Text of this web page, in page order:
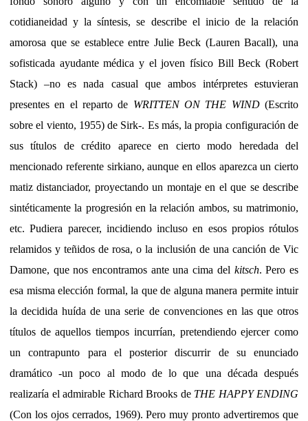
cotidianeidad y la síntesis, se describe el inicio de la relación
amorosa que se establece entre Julie Beck (Lauren Bacall), una
sofisticada ayudante médica y el joven físico Bill Beck (Robert
Stack) –no es nada casual que ambos intérpretes estuvieran
presentes en el reparto de WRITTEN ON THE WIND(Escrito
sobre el viento, 1955) de Sirk-. Es más, la propia configuración de
sus títulos de crédito aparece en cierto modo heredada del
mencionado referente sirkiano, aunque en ellos aparezca un cierto
matiz distanciador, proyectando un montaje en el que se describe
sintéticamente la progresión en la relación ambos, su matrimonio,
etc. Pudiera parecer, incidiendo incluso en esos propios rótulos
relamidos y teñidos de rosa, o la inclusión de una canción de Vic
Damone, que nos encontramos ante una cima del kitsch. Pero es
esa misma elección formal, la que de alguna manera permite intuir
la decidida huída de una serie de convenciones en las que otros
títulos de aquellos tiempos incurrían, pretendiendo ejercer como
un contrapunto para el posterior discurrir de su enunciado
dramático -un poco al modo de lo que una década después
realizaría el admirable Richard Brooks de THE HAPPY ENDING
(Con los ojos cerrados, 1969). Pero muy pronto advertiremos que